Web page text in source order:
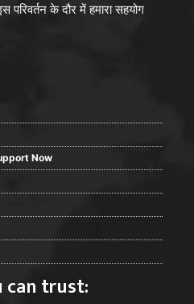
परिवर्तन के दौर में हमारा सहयोग
Now
trust: